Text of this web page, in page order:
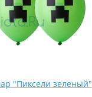
"Пиксели зеленый"